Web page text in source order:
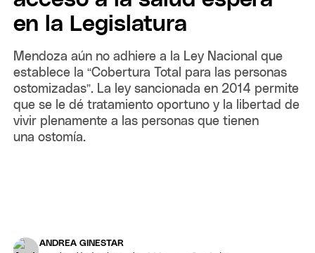
en la Legislatura
Mendoza aún no adhiere a la Ley Nacional que
establece la “Cobertura Total para las personas
ostomizadas”. La ley sancionada en 2014 permite
que se le dé tratamiento oportuno y la libertad de
vivir plenamente a las personas que tienen
una ostomía.
ANDREA GINESTAR